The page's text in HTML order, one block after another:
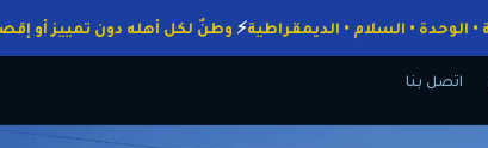
الحرية • الوحدة • السلام • الديمقراطية وطنٌ لكل أهله دون
اتصل بنا